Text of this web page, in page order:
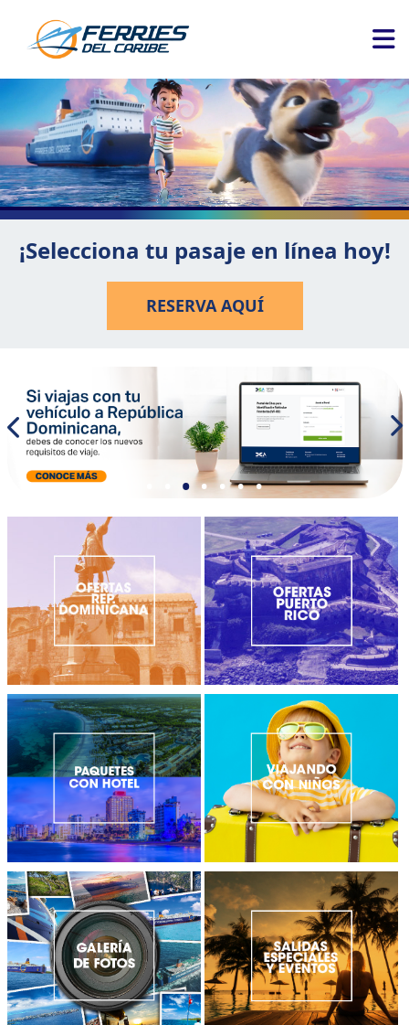
¡Selecciona tu pasaje en línea hoy!
RESERVA AQUÍ
• • • • •